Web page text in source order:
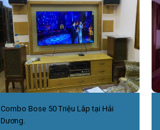
Combo Bose 50 Triệu Lắp tại Hải
Dương.